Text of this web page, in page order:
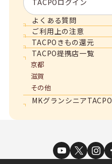
よくある質問
ご利用上の注意
TACPOきもの還元
TACPO提携店一覧
京都
滋賀
その他
MKグランシニアTACPO